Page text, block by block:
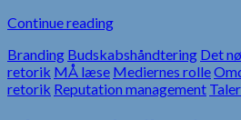
Continue reading
Branding Budskabshåndtering Det
retorik MÅ læse Mediernes rolle
retorik Reputation management Taler